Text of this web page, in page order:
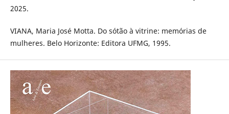
2025.
VIANA, Maria José Motta. Do sótão à vitrine: memórias de
mulheres. Belo Horizonte: Editora UFMG, 1995.